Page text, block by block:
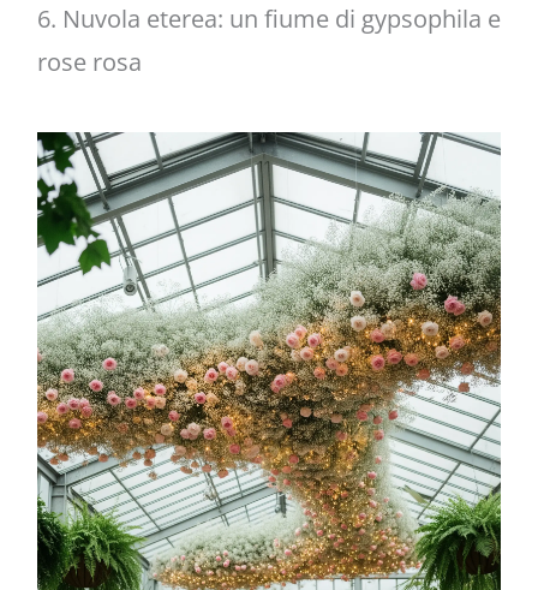
6. Nuvola eterea: un fiume di gypsophila e
rose rosa